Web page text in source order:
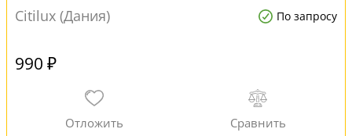
Citilux (Дания) По запросу
990 ₽